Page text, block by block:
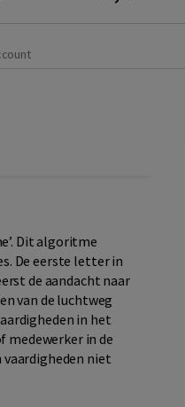
Dit algoritme
De eerste letter in
de aandacht naar
van de luchtweg
in het
medewerker in de
niet